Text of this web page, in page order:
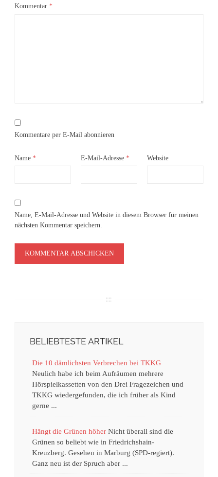
Kommentar *
Kommentare per E-Mail abonnieren
Name * E-Mail-Adresse * Website
Name, E-Mail-Adresse und Website in diesem Browser für meinen
nächsten Kommentar speichern.
BELIEBTESTE ARTIKEL
Die 10 dämlichsten Verbrechen bei TKKG
Neulich habe ich beim Aufräumen mehrere
Hörspielkassetten von den Drei Fragezeichen und
TKKG wiedergefunden, die ich früher als Kind
gerne ...
Hängt die Grünen höher Nicht überall sind die
Grünen so beliebt wie in Friedrichshain-
Kreuzberg. Gesehen in Marburg (SPD-regiert).
Ganz neu ist der Spruch aber ...